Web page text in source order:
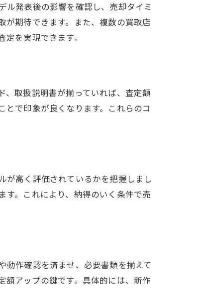
ル発表後の影響を確認し、売却タイミ
が期待できます。また、複数の買取店
を実現できます。
、取扱説明書が揃っていれば、査定額
で印象が良くなります。これらのコ
が高く評価されているかを把握しまし
す。これにより、納得のいく条件で売
動作確認を済ませ、必要書類を揃えて
額アップの鍵です。具体的には、新作